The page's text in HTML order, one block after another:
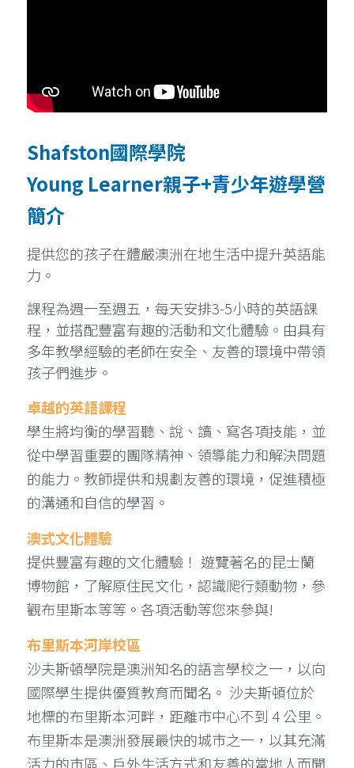
Shafston國際學院
Young Learner親子+青少年遊學營
簡介
提供您的孩子在體嚴澳洲在地生活中提升英語能
力。
課程為週一至週五，每天安排3-5小時的英語課
程，並搭配豐富有趣的活動和文化體驗。由具有
多年教學經驗的老師在安全、友善的環境中帶領
孩子們進步。
卓越的英語課程
學生將均衡的學習聽、說、讀、寫各項技能，並
從中學習重要的團隊精神、領導能力和解決問題
的能力。教師提供和規劃友善的環境，促進積極
的溝通和自信的學習。
澳式文化體驗
提供豐富有趣的文化體驗！ 遊覽著名的昆士蘭
博物館，了解原住民文化，認識爬行類動物，參
觀布里斯本等等。各項活動等您來參與!
布里斯本河岸校區
沙夫斯頓學院是澳洲知名的語言學校之一，以向
國際學生提供優質教育而聞名。 沙夫斯頓位於
地標的布里斯本河畔，距離市中心不到 4 公里。
布里斯本是澳洲發展最快的城市之一，以其充滿
活力的市區、戶外生活方式和友善的當地人而聞